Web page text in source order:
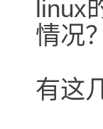
linux
情况？
有这